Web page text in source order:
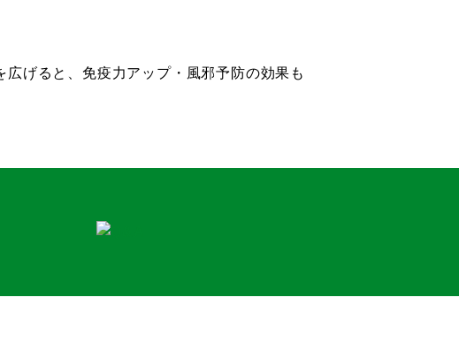
げると、免疫力アップ・風邪予防の効果も